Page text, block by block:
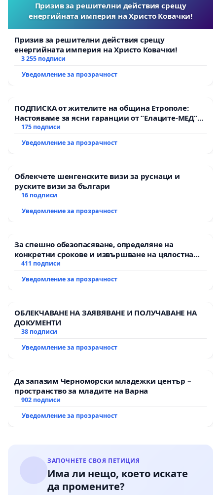
Призив за решителни действия срещу
енергийната империя на Христо Ковачки!
Призив за решителни действия срещу
енергийната империя на Христо Ковачки!
3 255 подписи
Уведомление за прозрачност
ПОДПИСКА от жителите на община Етрополе:
Настояваме за ясни гаранции от “Елаците-МЕД”
АД и от държавата, че ще се изпълнят всички
175 подписи
Уведомление за прозрачност
Облекчете шенгенските визи за руснаци и
руските визи за българи
16 подписи
Уведомление за прозрачност
За спешно обезопасяване, определяне на
конкретни срокове и извършване на цялостна
рехабилитация на републиканския път между
Мирово - к.к. Момин проход
411 подписи
Уведомление за прозрачност
ОБЛЕКЧАВАНЕ НА ЗАЯВЯВАНЕ И ПОЛУЧАВАНЕ НА
ДОКУМЕНТИ
38 подписи
Уведомление за прозрачност
Да запазим Черноморски младежки център –
пространство за младите на Варна
902 подписи
Уведомление за прозрачност
ЗАПОЧНЕТЕ СВОЯ ПЕТИЦИЯ
Има ли нещо, което искате
да промените?